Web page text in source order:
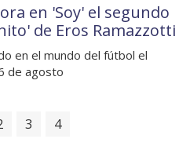
en 'Soy' el segundo
de Eros Ramazzotti
en el mundo del fútbol el
de agosto
3 4